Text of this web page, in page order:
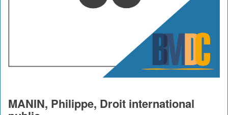
MANIN, Philippe, Droit international